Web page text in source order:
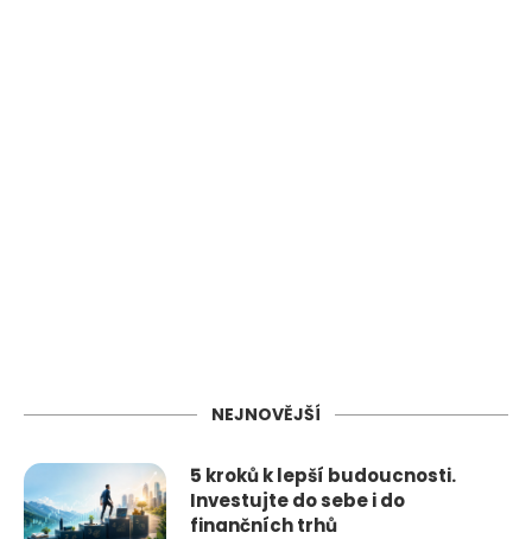
NEJNOVĚJŠÍ
5 kroků k lepší budoucnosti.
Investujte do sebe i do
finančních trhů